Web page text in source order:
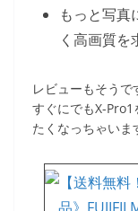
もっと写真
く高画質を
レビューもそう
すぐにでもX-
たくなっちゃいま